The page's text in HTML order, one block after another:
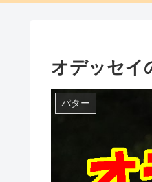
オデッセイ
パター